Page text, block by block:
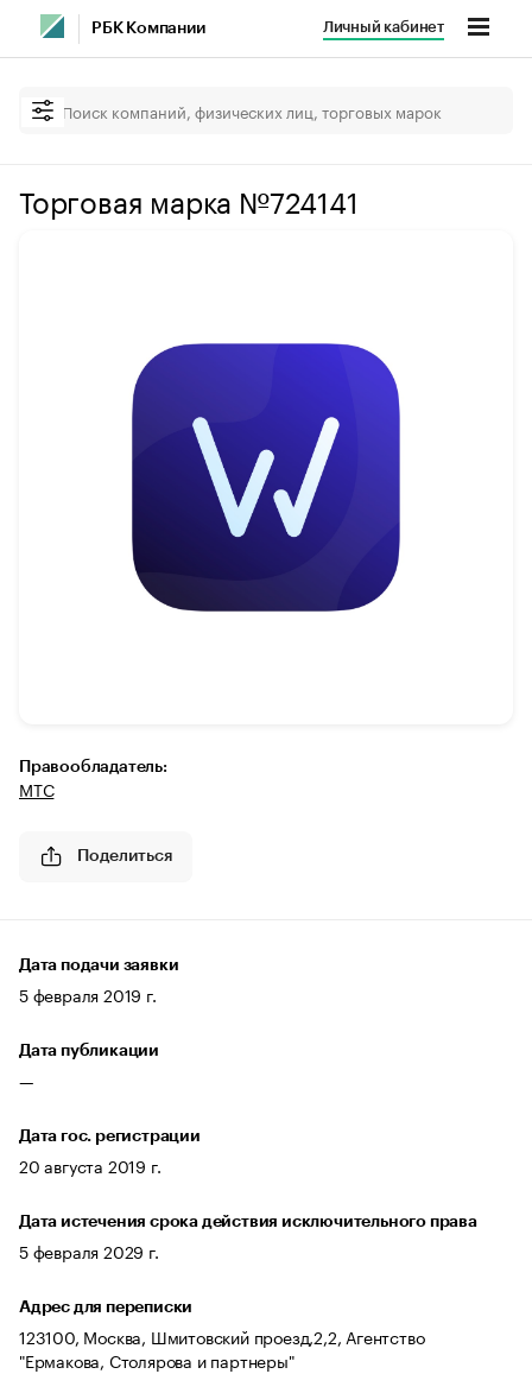
РБК Компании Личный кабинет
Торговая марка №724141
Правообладатель:
МТС
Поделиться
Дата подачи заявки
5 февраля 2019 г.
Дата публикации
—
Дата гос. регистрации
20 августа 2019 г.
Дата истечения срока действия исключительного права
5 февраля 2029 г.
Адрес для переписки
123100, Москва, Шмитовский проезд,2,2, Агентство
"Ермакова, Столярова и партнеры"